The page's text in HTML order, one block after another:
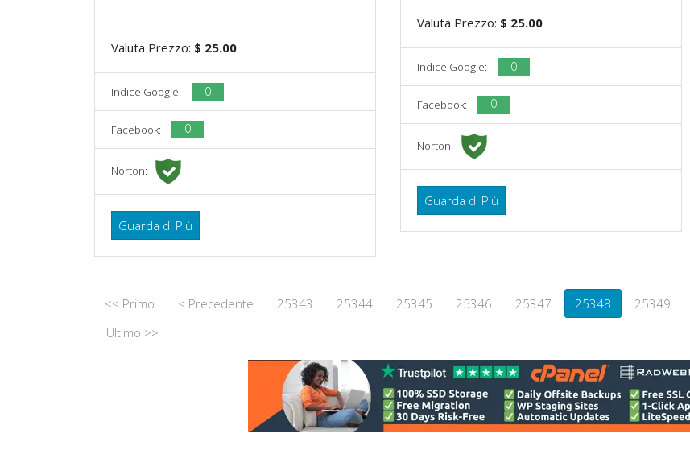
Valuta Prezzo: $ 25.00
Indice Google: 0
Facebook: 0
Norton:
Guarda di Più
Valuta Prezzo: $ 25.00
Indice Google: 0
Facebook: 0
Norton:
Guarda di Più
<< Primo < Precedente 25343 25344 25345 25346 25347 25348 25349
Ultimo >>